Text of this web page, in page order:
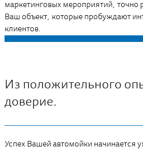
маркетинговых мероприятий, точно
Ваш объект, которые пробуждают
клиентов.
Из положительного
доверие.
Успех Вашей автомойки начинается